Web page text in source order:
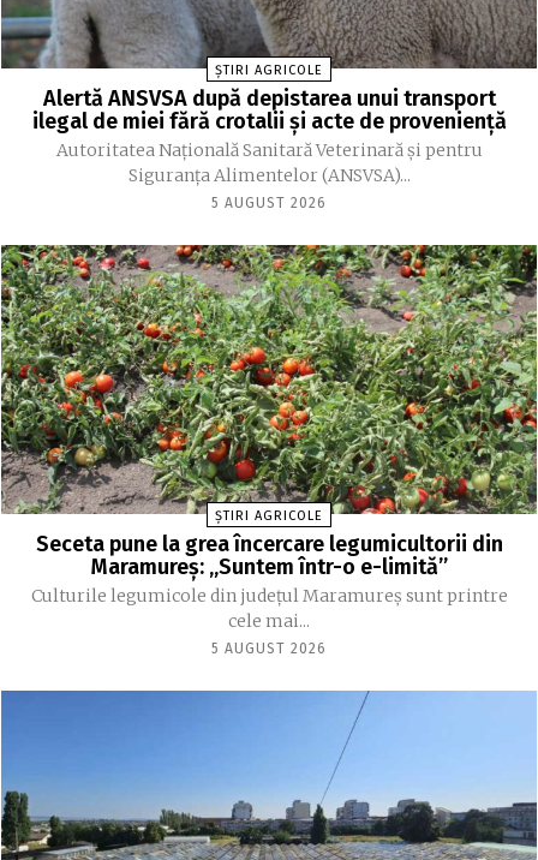
ȘTIRI AGRICOLE
Alertă ANSVSA după depistarea unui transport
ilegal de miei fără crotalii și acte de proveniență
Autoritatea Naţională Sanitară Veterinară şi pentru
Siguranţa Alimentelor (ANSVSA)...
5 AUGUST 2026
ȘTIRI AGRICOLE
Seceta pune la grea încercare legumicultorii din
Maramureș: „Suntem într-o e-limită”
Culturile legumicole din județul Maramureș sunt printre
cele mai...
5 AUGUST 2026